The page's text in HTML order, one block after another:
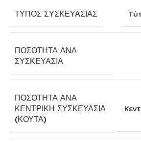
ΤΎΠΟΣ ΣΥΣΚΕΥΑΣΊΑΣ
ΠΟΣΌΤΗΤΑ ΑΝΆ
ΣΥΣΚΕΥΑΣΊΑ
ΠΟΣΌΤΗΤΑ ΑΝΆ
ΚΕΝΤΡΙΚΉ ΣΥΣΚΕΥΑΣΊΑ
(ΚΟΎΤΑ)